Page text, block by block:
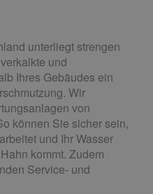
unterliegt strengen
und
Ihres Gebäudes ein
Wir
von
können Sie sicher sein,
und Ihr Wasser
kommt. Zudem
Service- und